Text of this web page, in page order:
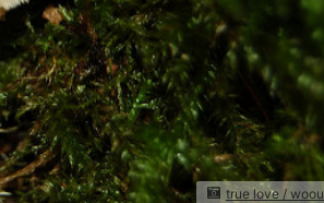
true love / woou